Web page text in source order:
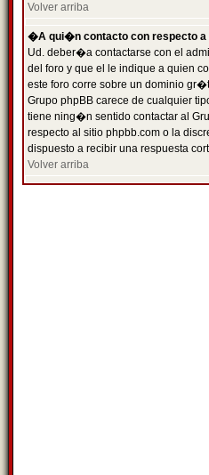
Volver arriba
�A qui�n contacto con respecto a
Ud. deber�a contactarse con el
del foro y que el le indique a quien
este foro corre sobre un dominio
Grupo phpBB carece de cualquier
tiene ning�n sentido contactar al
respecto al sitio phpbb.com o la
dispuesto a recibir una respuesta
Volver arriba